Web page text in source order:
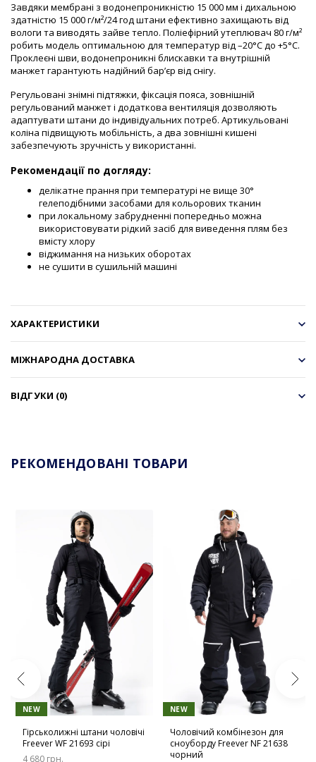
Завдяки мембрані з водонепроникністю 15 000 мм і дихальною
здатністю 15 000 г/м²/24 год штани ефективно захищають від
вологи та виводять зайве тепло. Поліефірний утеплювач 80 г/м²
робить модель оптимальною для температур від –20°C до +5°C.
Проклеєні шви, водонепроникні блискавки та внутрішній
манжет гарантують надійний бар’єр від снігу.
Регульовані знімні підтяжки, фіксація пояса, зовнішній
регульований манжет і додаткова вентиляція дозволяють
адаптувати штани до індивідуальних потреб. Артикульовані
коліна підвищують мобільність, а два зовнішні кишені
забезпечують зручність у використанні.
Рекомендації по догляду:
делікатне прання при температурі не вище 30°
гелеподібними засобами для кольорових тканин
при локальному забрудненні попередньо можна
використовувати рідкий засіб для виведення плям без
вмісту хлору
віджимання на низьких оборотах
не сушити в сушильній машині
ХАРАКТЕРИСТИКИ
МІЖНАРОДНА ДОСТАВКА
ВІДГУКИ (0)
РЕКОМЕНДОВАНІ ТОВАРИ
NEW
Гірськолижні штани чоловічі
Freever WF 21693 сірі
4 680 грн.
NEW
Чоловічий комбінезон для
сноуборду Freever NF 21638
чорний